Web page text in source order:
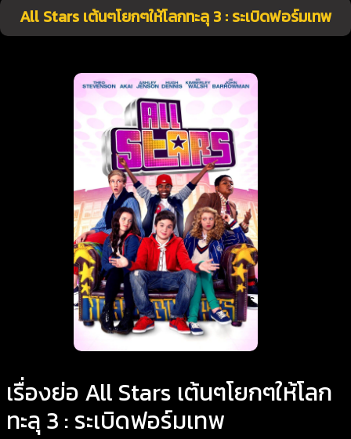
All Stars เต้นๆโยกๆให้โลกทะลุ 3 : ระเบิดฟอร์มเทพ
เรื่องย่อ All Stars เต้นๆโยกๆให้โลก
ทะลุ 3 : ระเบิดฟอร์มเทพ